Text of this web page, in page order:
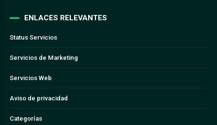
ENLACES RELEVANTES
Status Servicios
Servicios de Marketing
Servicios Web
Aviso de privacidad
Categorías